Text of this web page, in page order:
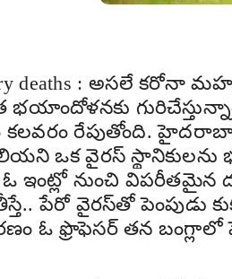
deaths : అస‌లే క‌రోనా
భ‌యాందోళ‌న‌కు
క‌ల‌వ‌రం రేపుతోంది.
ఒక వైరస్ స్థానికులను
ఓ ఇంట్లో నుంచి
పేరో వైరస్‌తో పెంపుడు
ఓ ఫ్రొఫెసర్ తన బంగ్లాలో